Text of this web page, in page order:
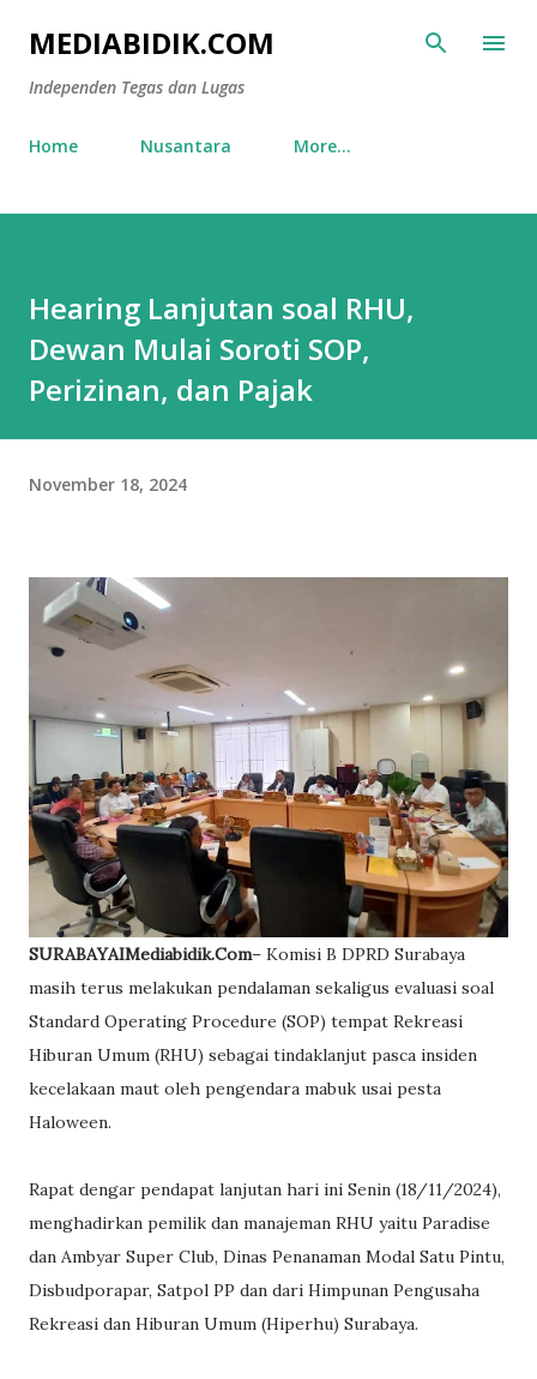
Skip to main content
MEDIABIDIK.COM
Independen Tegas dan Lugas
Home Nusantara More…
Hearing Lanjutan soal RHU,
Dewan Mulai Soroti SOP,
Perizinan, dan Pajak
November 18, 2024
SURABAYAIMediabidik.Com– Komisi B DPRD Surabaya
masih terus melakukan pendalaman sekaligus evaluasi soal
Standard Operating Procedure (SOP) tempat Rekreasi
Hiburan Umum (RHU) sebagai tindaklanjut pasca insiden
kecelakaan maut oleh pengendara mabuk usai pesta
Haloween.
Rapat dengar pendapat lanjutan hari ini Senin (18/11/2024),
menghadirkan pemilik dan manajeman RHU yaitu Paradise
dan Ambyar Super Club, Dinas Penanaman Modal Satu Pintu,
Disbudporapar, Satpol PP dan dari Himpunan Pengusaha
Rekreasi dan Hiburan Umum (Hiperhu) Surabaya.